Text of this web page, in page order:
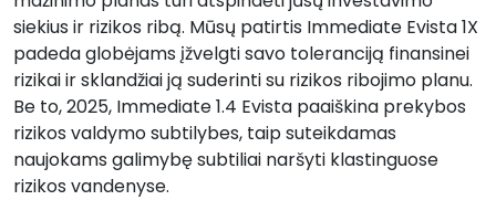
siekius ir rizikos ribą. Mūsų patirtis Immediate Evista 1X
padeda globėjams įžvelgti savo toleranciją finansinei
rizikai ir sklandžiai ją suderinti su rizikos ribojimo planu.
Be to, 2025, Immediate 1.4 Evista paaiškina prekybos
rizikos valdymo subtilybes, taip suteikdamas
naujokams galimybę subtiliai naršyti klastinguose
rizikos vandenyse.